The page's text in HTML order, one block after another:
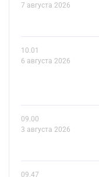
7 августа 2026
10.01
6 августа 2026
09.00
3 августа 2026
09.47